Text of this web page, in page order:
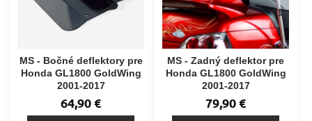
MS - Bočné deflektory pre
Honda GL1800 GoldWing
2001-2017
64,90 €
MS - Zadný deflektor pre
Honda GL1800 GoldWing
2001-2017
79,90 €